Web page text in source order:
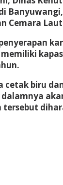
Cemara
memiliki
cetak biru
tersebut